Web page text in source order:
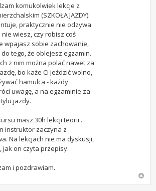
komukolwiek lekcje z
(SZKOŁA JAZDY).
praktycznie nie odzywa
wiesz, czy robisz coś
wpajasz sobie zachowanie,
tego, że oblejesz egzamin.
z nim można polać nawet za
bo każe Ci jeździć wolno,
hamulca - każdy
uwagę, a na egzaminie za
jazdy.
masz 30h lekcji teorii...
instruktor zaczyna z
Na lekcjach nie ma dyskusji,
jak on czyta przepisy.
i pozdrawiam.